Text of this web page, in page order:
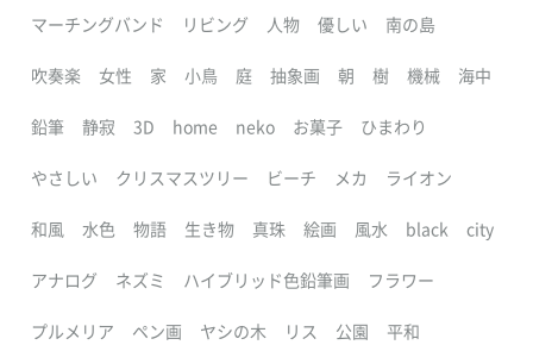
マーチングバンド リビング 人物 優しい 南の島
吹奏楽 女性 家 小鳥 庭 抽象画 朝 樹 機械 海中
鉛筆 静寂 3D home neko お菓子 ひまわり
やさしい クリスマスツリー ビーチ メカ ライオン
和風 水色 物語 生き物 真珠 絵画 風水 black city
アナログ ネズミ ハイブリッド色鉛筆画 フラワー
プルメリア ペン画 ヤシの木 リス 公園 平和